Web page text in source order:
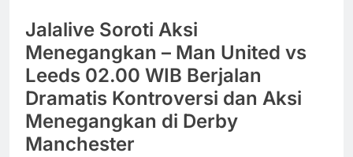
Jalalive Soroti Aksi
Menegangkan – Man United vs
Leeds 02.00 WIB Berjalan
Dramatis Kontroversi dan Aksi
Menegangkan di Derby
Manchester